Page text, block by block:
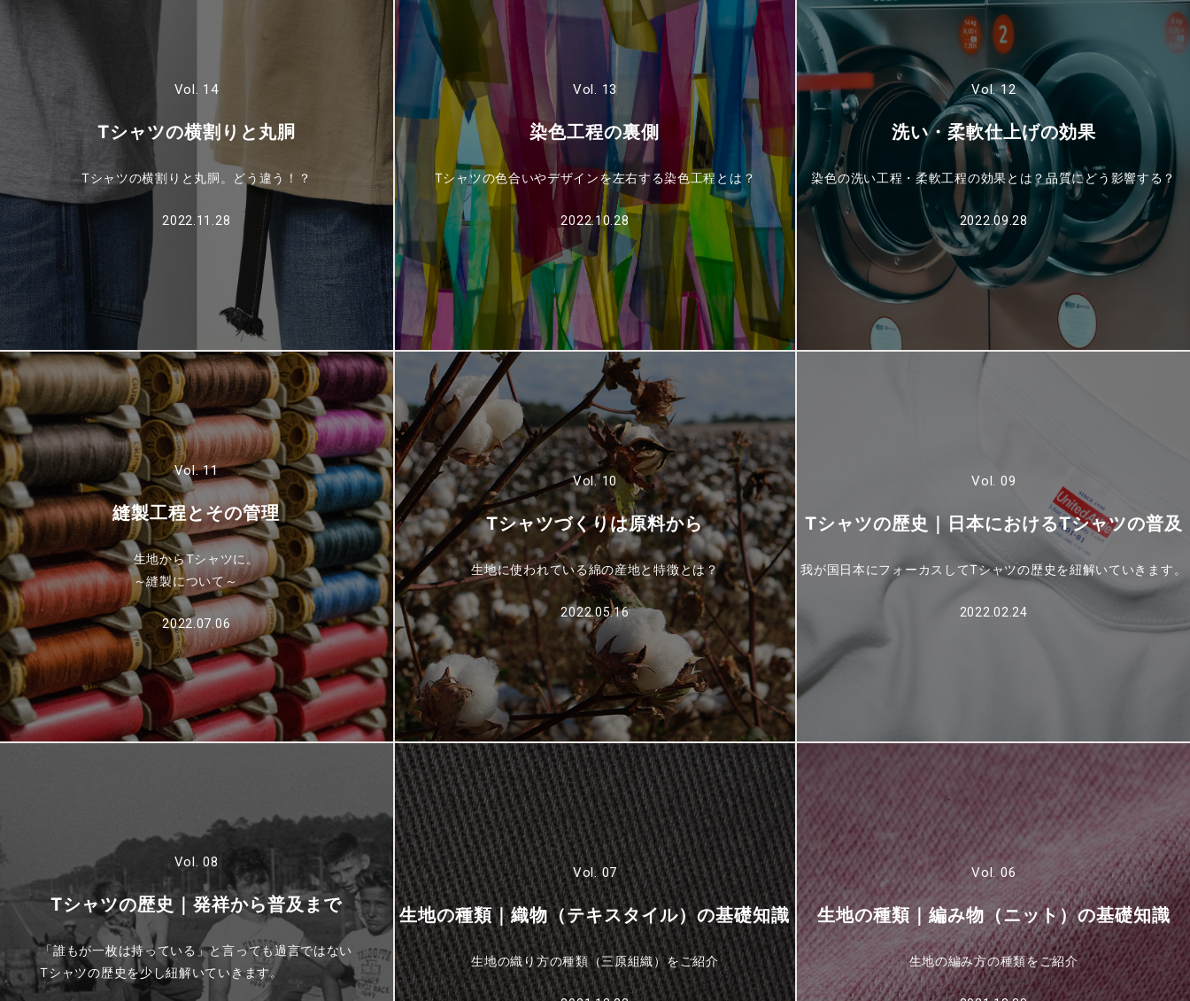
Vol. 14
Tシャツの横割りと丸胴
Tシャツの横割りと丸胴。どう違う！？
2022.11.28
Vol. 13
染色工程の裏側
Tシャツの色合いやデザインを左右する染色工程とは？
2022.10.28
Vol. 12
洗い・柔軟仕上げの効果
染色の洗い工程・柔軟工程の効果とは？品質にどう影響する？
2022.09.28
Vol. 11
縫製工程とその管理
生地からTシャツに。
～縫製について～
2022.07.06
Vol. 10
Tシャツづくりは原料から
生地に使われている綿の産地と特徴とは？
2022.05.16
Vol. 09
Tシャツの歴史｜日本におけるTシャツの普及
我が国日本にフォーカスしてTシャツの歴史を紐解いていきます。
2022.02.24
Vol. 08
Tシャツの歴史｜発祥から普及まで
「誰もが一枚は持っている」と言っても過言ではない
Tシャツの歴史を少し紐解いていきます。
Vol. 07
生地の種類｜織物（テキスタイル）の基礎知識
生地の織り方の種類（三原組織）をご紹介
Vol. 06
生地の種類｜編み物（ニット）の基礎知識
生地の編み方の種類をご紹介